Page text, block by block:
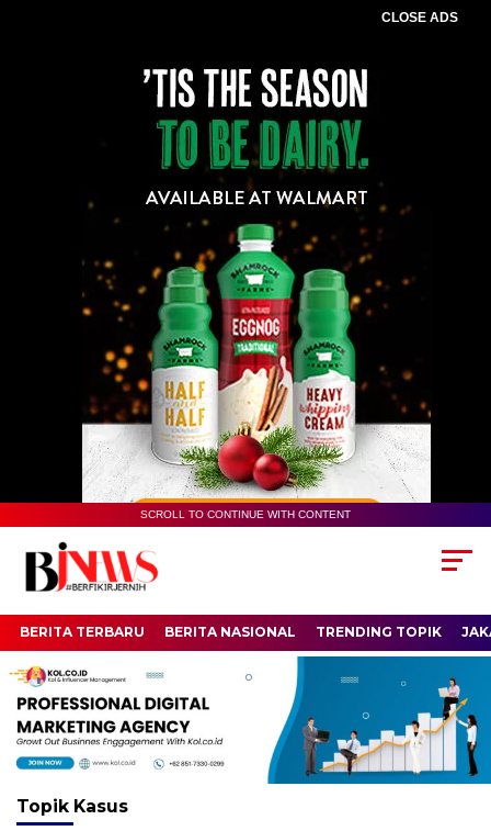
CLOSE ADS
SCROLL TO CONTINUE WITH CONTENT
BERITA TERBARU BERITA NASIONAL TRENDING TOPIK
Topik Kasus